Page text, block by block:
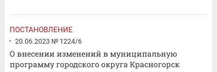
ПОСТАНОВЛЕНИЕ
20.06.2023 № 1224/6
О внесении изменений в муниципальную
программу городского округа Красногорск